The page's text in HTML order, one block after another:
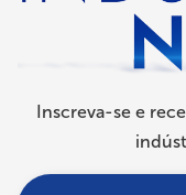
Inscreva-se e